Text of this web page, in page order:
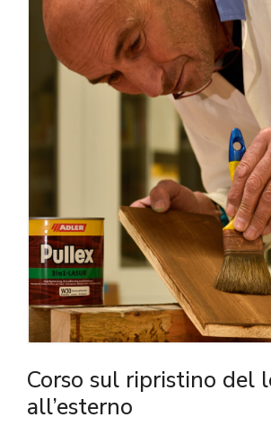
Corso sul ripristino del
all’esterno